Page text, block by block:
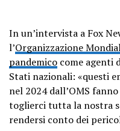
In un’intervista a Fox
l’Organizzazione
pandemico come agenti
Stati nazionali: «questi
nel 2024 dall’OMS
toglierci tutta la nostra
rendersi conto dei